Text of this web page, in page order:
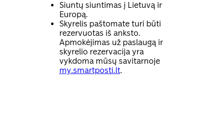
Siuntų siuntimas į Lietuvą ir
Europą.
Skyrelis paštomate turi būti
rezervuotas iš anksto.
Apmokėjimas už paslaugą ir
skyrelio rezervacija yra
vykdoma mūsų savitarnoje
my.smartposti.lt.